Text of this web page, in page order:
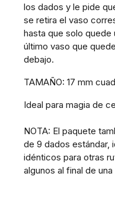
los dados y le pide
se retira el vaso
hasta que solo quede
último vaso que
debajo.
TAMAÑO: 17 mm
Ideal para magia de
NOTA: El paquete
de 9 dados estándar,
idénticos para otras
algunos al final de